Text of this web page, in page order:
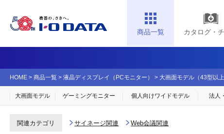
商品一覧 カタログ・
HOME > 商品一覧 > 液晶ディスプレイ（PCモニター） > 大画面モデル（43型以上
大画面モデル ゲーミングモニター 個人向けワイドモデル 法人
関連カテゴリ サイネージ関連 Web会議関連